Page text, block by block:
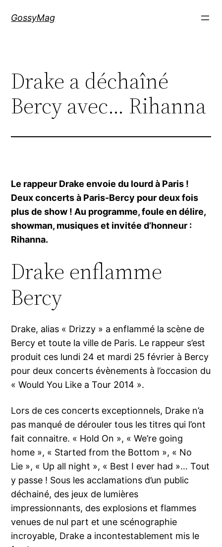
GossyMag
Drake a déchaîné
Bercy avec… Rihanna
Le rappeur Drake envoie du lourd à Paris !
Deux concerts à Paris-Bercy pour deux fois
plus de show ! Au programme, foule en délire,
showman, musiques et invitée d’honneur :
Rihanna.
Drake enflamme
Bercy
Drake, alias « Drizzy » a enflammé la scène de
Bercy et toute la ville de Paris. Le rappeur s’est
produit ces lundi 24 et mardi 25 février à Bercy
pour deux concerts évènements à l’occasion du
« Would You Like a Tour 2014 ».
Lors de ces concerts exceptionnels, Drake n’a
pas manqué de dérouler tous les titres qui l’ont
fait connaitre. « Hold On », « We’re going
home », « Started from the Bottom », « No
Lie », « Up all night », « Best I ever had »… Tout
y passe ! Sous les acclamations d’un public
déchainé, des jeux de lumières
impressionnants, des explosions et flammes
venues de nul part et une scénographie
incroyable, Drake a incontestablement mis le